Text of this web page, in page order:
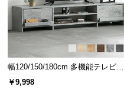
幅120/150/180cm 多機能テレビボ
ード 木目/石目調 オープン収納・
￥9,998